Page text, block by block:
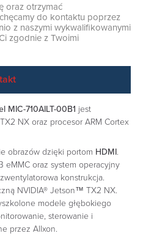
oraz otrzymać
do kontaktu poprzez
z naszymi wykwalifikowanymi
zgodnie z Twoimi
MIC-710AILT-00B1 jest
NX oraz procesor ARM Cortex
obrazów dzięki portom HDMI.
eMMC oraz system operacyjny
konstrukcja.
NVIDIA® Jetson™ TX2 NX.
modele głębokiego
sterowanie i
przez Allxon.